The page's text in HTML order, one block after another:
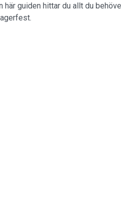
här guiden hittar du allt du